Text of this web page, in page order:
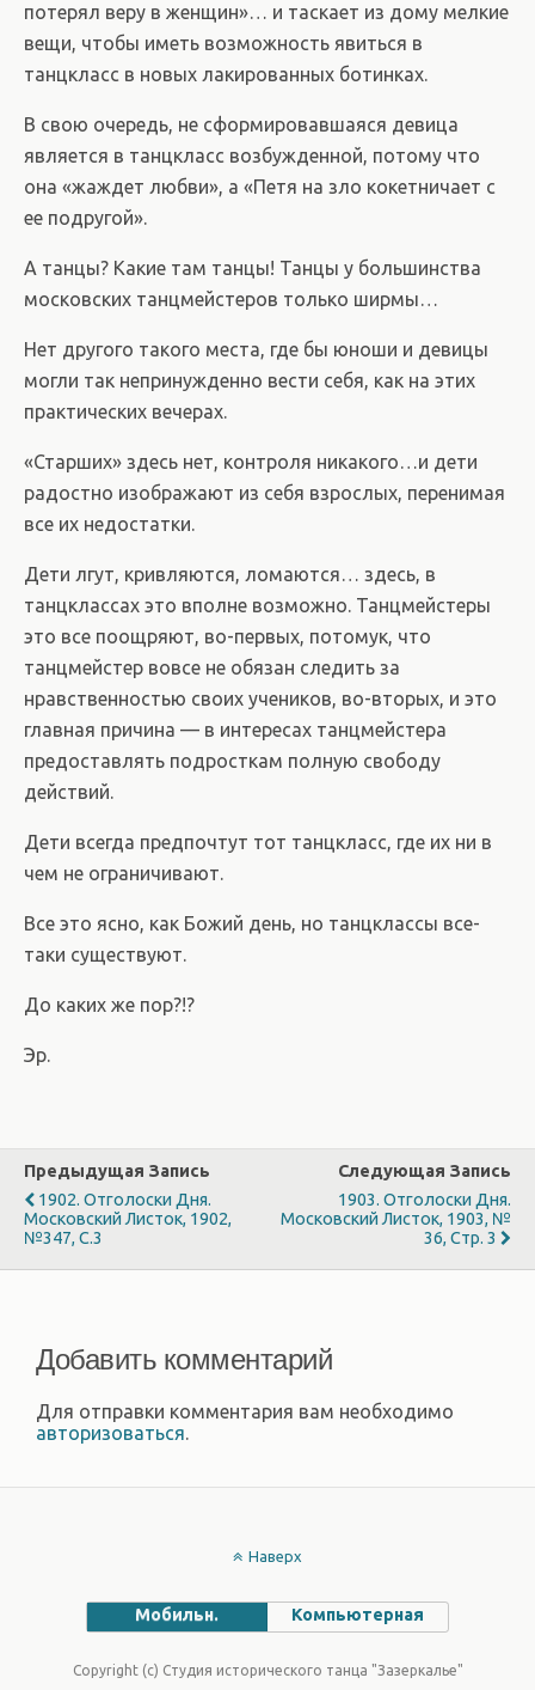
потерял веру в женщин»… и таскает из дому мелкие
вещи, чтобы иметь возможность явиться в
танцкласс в новых лакированных ботинках.
В свою очередь, не сформировавшаяся девица
является в танцкласс возбужденной, потому что
она «жаждет любви», а «Петя на зло кокетничает с
ее подругой».
А танцы? Какие там танцы! Танцы у большинства
московских танцмейстеров только ширмы…
Нет другого такого места, где бы юноши и девицы
могли так непринужденно вести себя, как на этих
практических вечерах.
«Старших» здесь нет, контроля никакого…и дети
радостно изображают из себя взрослых, перенимая
все их недостатки.
Дети лгут, кривляются, ломаются… здесь, в
танцклассах это вполне возможно. Танцмейстеры
это все поощряют, во-первых, потомук, что
танцмейстер вовсе не обязан следить за
нравственностью своих учеников, во-вторых, и это
главная причина — в интересах танцмейстера
предоставлять подросткам полную свободу
действий.
Дети всегда предпочтут тот танцкласс, где их ни в
чем не ограничивают.
Все это ясно, как Божий день, но танцклассы все-
таки существуют.
До каких же пор?!?
Эр.
Предыдущая Запись
1902. Отголоски Дня.
Московский Листок, 1902,
№347, С.3
Следующая Запись
1903. Отголоски Дня.
Московский Листок, 1903, №
36, Стр. 3
Добавить комментарий
Для отправки комментария вам необходимо
авторизоваться.
Наверх
Мобильн. Компьютерная
Copyright (c) Студия исторического танца "Зазеркалье"